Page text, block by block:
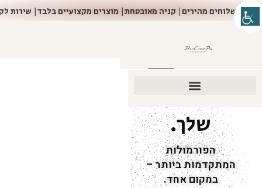
משלוחים מהירים| קניה מאובטחת| מוצרים מקצועיים בלבד|
הטוב ביותר
- לשיער
שלך.
הפורמולות
המתקדמות ביותר –
במקום אחד.